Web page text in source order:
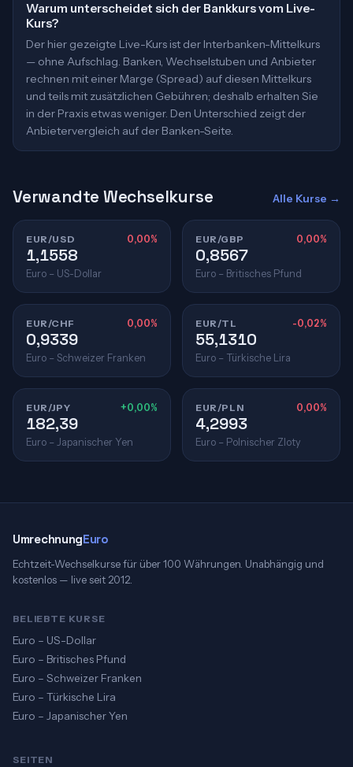
Warum unterscheidet sich der Bankkurs vom Live-
Kurs?
Der hier gezeigte Live-Kurs ist der Interbanken-Mittelkurs
— ohne Aufschlag. Banken, Wechselstuben und Anbieter
rechnen mit einer Marge (Spread) auf diesen Mittelkurs
und teils mit zusätzlichen Gebühren; deshalb erhalten Sie
in der Praxis etwas weniger. Den Unterschied zeigt der
Anbietervergleich auf der Banken-Seite.
Verwandte Wechselkurse Alle Kurse →
EUR/USD 0,00%
1,1558
Euro – US-Dollar
EUR/GBP 0,00%
0,8567
Euro – Britisches Pfund
EUR/CHF 0,00%
0,9339
Euro – Schweizer Franken
EUR/TL -0,02%
55,1310
Euro – Türkische Lira
EUR/JPY +0,00%
182,39
Euro – Japanischer Yen
EUR/PLN 0,00%
4,2993
Euro – Polnischer Zloty
UmrechnungEuro
Echtzeit-Wechselkurse für über 100 Währungen. Unabhängig und
kostenlos — live seit 2012.
BELIEBTE KURSE
Euro – US-Dollar
Euro – Britisches Pfund
Euro – Schweizer Franken
Euro – Türkische Lira
Euro – Japanischer Yen
SEITEN